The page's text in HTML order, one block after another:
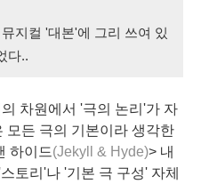
뮤지컬 '대본'에 그리 쓰여 있
다..
차원에서 '극의 논리'가 자
모든 극의 기본이라 생각한
하이드(Jekyll & Hyde)> 내
토리'나 '기본 극 구성' 자체